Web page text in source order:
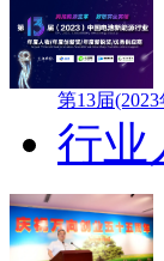
第13届
行业